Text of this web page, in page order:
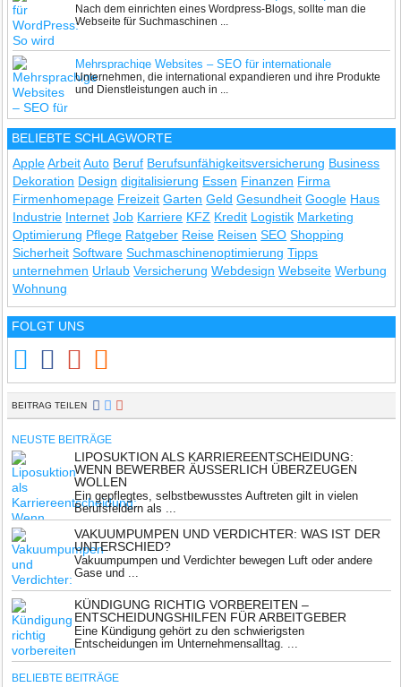
Nach dem einrichten eines Wordpress-Blogs, sollte man die
Webseite für Suchmaschinen ...
Mehrsprachige Websites – SEO für internationale
Unternehmen
Unternehmen, die international expandieren und ihre Produkte
und Dienstleistungen auch in ...
BELIEBTE SCHLAGWORTE
Apple Arbeit Auto Beruf Berufsunfähigkeitsversicherung Business
Dekoration Design digitalisierung Essen Finanzen Firma
Firmenhomepage Freizeit Garten Geld Gesundheit Google Haus
Industrie Internet Job Karriere KFZ Kredit Logistik Marketing
Optimierung Pflege Ratgeber Reise Reisen SEO Shopping
Sicherheit Software Suchmaschinenoptimierung Tipps
unternehmen Urlaub Versicherung Webdesign Webseite Werbung
Wohnung
FOLGT UNS
BEITRAG TEILEN
NEUSTE BEITRÄGE
LIPOSUKTION ALS KARRIEREENTSCHEIDUNG:
WENN BEWERBER ÄUSSERLICH ÜBERZEUGEN W
OLLEN
Ein gepflegtes, selbstbewusstes Auftreten gilt in vielen
Berufsfeldern als ...
VAKUUMPUMPEN UND VERDICHTER: WAS IST DER
UNTERSCHIED?
Vakuumpumpen und Verdichter bewegen Luft oder andere
Gase und ...
KÜNDIGUNG RICHTIG VORBEREITEN –
ENTSCHEIDUNGSHILFEN FÜR ARBEITGEBER
Eine Kündigung gehört zu den schwierigsten
Entscheidungen im Unternehmensalltag. ...
BELIEBTE BEITRÄGE